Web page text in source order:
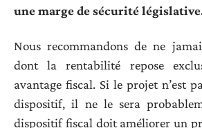
une marge de sécurité
Nous recommandons de ne
dont la rentabilité repose
avantage fiscal. Si le projet n’est
dispositif, il ne le sera
dispositif fiscal doit améliorer un